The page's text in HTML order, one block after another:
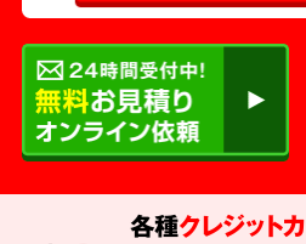
各種クレジット